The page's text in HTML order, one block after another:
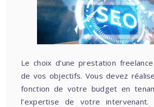
Le choix d’une prestation
de vos objectifs. Vous devez
fonction de votre budget en
l’expertise de votre intervenant.